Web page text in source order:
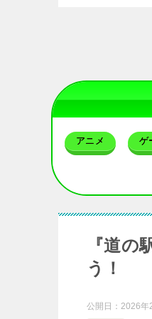
アニメ ゲ
『道の
う！
公開日： 2026年